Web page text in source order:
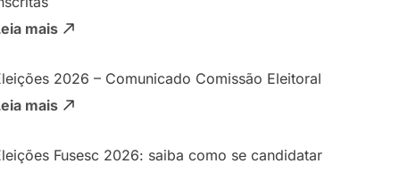
mais
2026 – Comunicado Comissão Eleitoral
mais
Fusesc 2026: saiba como se candidatar